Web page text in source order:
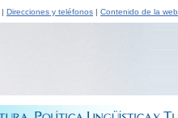
| Direcciones y teléfonos | Contenido de la web